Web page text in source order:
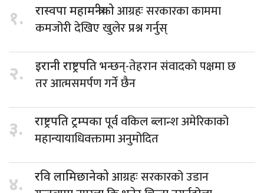
१. रास्वपा महामन्त्रीकोआग्रहः सरकारका काममा
कमजोरी देखिए खुलेर प्रश्न गर्नुस्
२. इरानी राष्ट्रपतिभन्छन्-तेहरान संवादको पक्षमा छ
तर आत्मसमर्पण गर्ने छैन
३. राष्ट्रपति ट्रम्पकापूर्व वकिल ब्लान्श अमेरिकाको
महान्यायाधिवक्तामा अनुमोदित
४. रवि लामिछानेकोआग्रहः सरकारको उडान